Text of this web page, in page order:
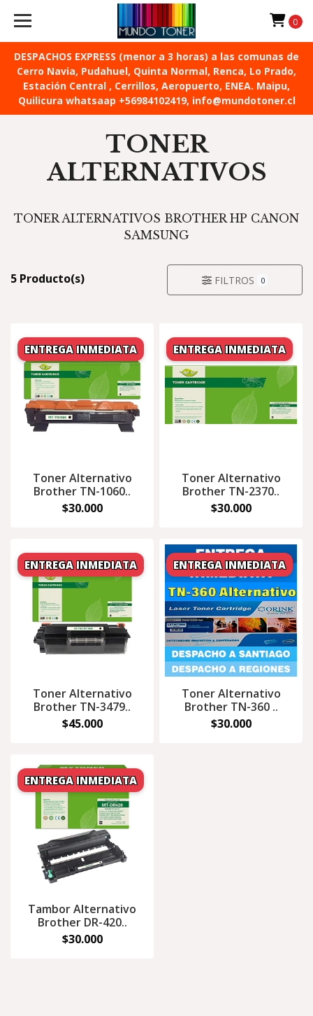
DESPACHOS EXPRESS (menor a 3 horas) a las comunas de
Cerro Navia, Pudahuel, Quinta Normal, Renca, Lo Prado,
Estación Central , Cerrillos, Aeropuerto, ENEA. Maipu,
Quilicura whatsaap +56984102419, info@mundotoner.cl
0
TONER
ALTERNATIVOS
TONER ALTERNATIVOS BROTHER HP CANON
SAMSUNG
5 Producto(s) FILTROS 0
Toner Alternativo
Brother TN-1060..
$30.000
Toner Alternativo
Brother TN-2370..
$30.000
Toner Alternativo
Brother TN-3479..
$45.000
Toner Alternativo
Brother TN-360 ..
$30.000
Tambor Alternativo
Brother DR-420..
$30.000